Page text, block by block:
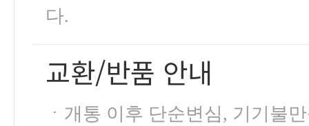
다.
교환/반품 안내
ㆍ개통 이후 단순변심, 기기불